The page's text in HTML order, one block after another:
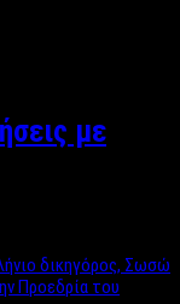
με